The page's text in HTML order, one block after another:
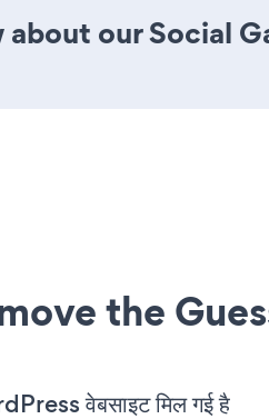
our Social
the
वेबसाइट मिल गई है